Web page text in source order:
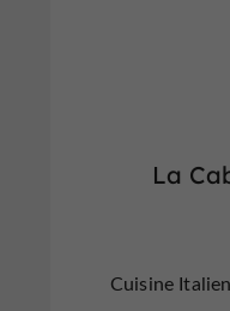
La
Cuisine